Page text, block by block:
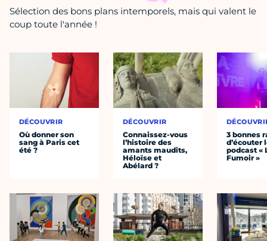
Sélection des bons plans intemporels, mais qui valent le
coup toute l'année !
DÉCOUVRIR
Où donner son
sang à Paris cet
été ?
DÉCOUVRIR
Connaissez-vous
l’histoire des
amants maudits,
Héloïse et
Abélard ?
3 bonnes
d’écouter
podcast «
Fumoir »